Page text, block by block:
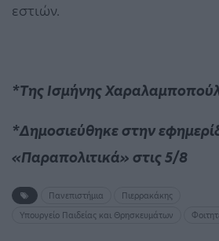
εστιών.
*Της Ισμήνης
*Δημοσιεύθηκε στην
«Παραπολιτικά» στις 5/8
Πανεπιστήμια
Πιερρακάκης
Υπουργείο Παιδείας και Θρησκευμάτων